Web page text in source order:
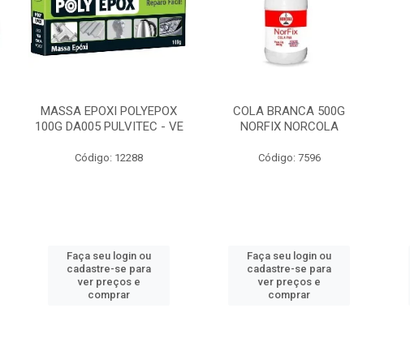
MASSA EPOXI POLYEPOX
100G DA005 PULVITEC - VE
Código: 12288
Faça seu login ou
cadastre-se para
ver preços e
comprar
COLA BRANCA 500G
NORFIX NORCOLA
Código: 7596
Faça seu login ou
cadastre-se para
ver preços e
comprar